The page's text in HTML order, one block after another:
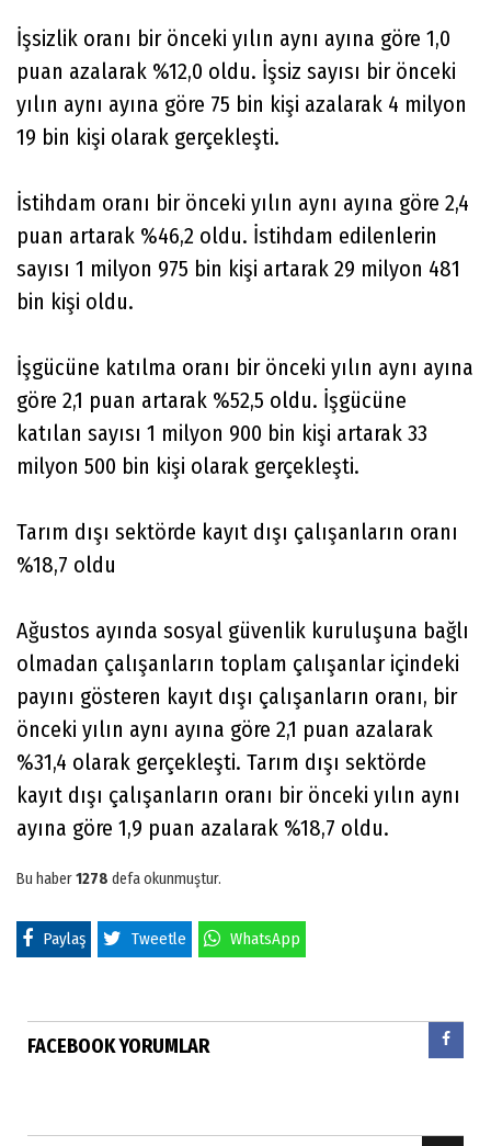
İşsizlik oranı bir önceki yılın aynı ayına göre 1,0
puan azalarak %12,0 oldu. İşsiz sayısı bir önceki
yılın aynı ayına göre 75 bin kişi azalarak 4 milyon
19 bin kişi olarak gerçekleşti.
İstihdam oranı bir önceki yılın aynı ayına göre 2,4
puan artarak %46,2 oldu. İstihdam edilenlerin
sayısı 1 milyon 975 bin kişi artarak 29 milyon 481
bin kişi oldu.
İşgücüne katılma oranı bir önceki yılın aynı ayına
göre 2,1 puan artarak %52,5 oldu. İşgücüne
katılan sayısı 1 milyon 900 bin kişi artarak 33
milyon 500 bin kişi olarak gerçekleşti.
Tarım dışı sektörde kayıt dışı çalışanların oranı
%18,7 oldu
Ağustos ayında sosyal güvenlik kuruluşuna bağlı
olmadan çalışanların toplam çalışanlar içindeki
payını gösteren kayıt dışı çalışanların oranı, bir
önceki yılın aynı ayına göre 2,1 puan azalarak
%31,4 olarak gerçekleşti. Tarım dışı sektörde
kayıt dışı çalışanların oranı bir önceki yılın aynı
ayına göre 1,9 puan azalarak %18,7 oldu.
Bu haber1278 defa okunmuştur.
Paylaş Tweetle WhatsApp
FACEBOOK YORUMLAR